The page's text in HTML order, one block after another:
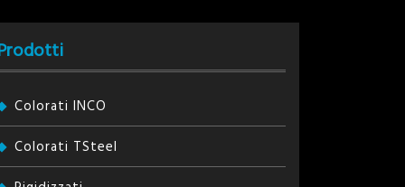
Colorati INCO
Colorati TSteel